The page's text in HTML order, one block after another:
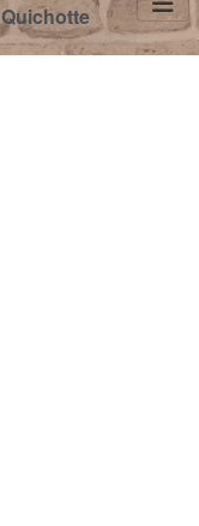
Quichotte